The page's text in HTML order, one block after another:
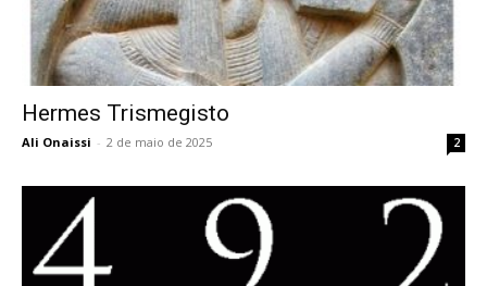
Hermes Trismegisto
Ali Onaissi - 2 de maio de 2025 2